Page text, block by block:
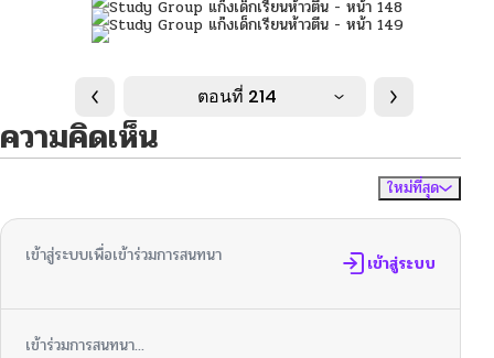
ตอนที่ 214
ความคิดเห็น
ใหม่ที่สุด
เข้าสู่ระบบเพื่อเข้าร่วมการสนทนา เข้าสู่ระบบ
เข้าร่วมการสนทนา...